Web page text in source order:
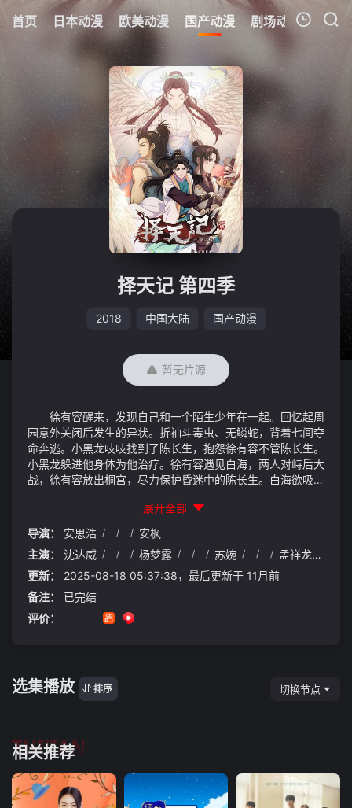
首页 日本动漫 欧美动漫 国产动漫 剧场动漫 追剧
我的观影记录
择天记 第四季
2018 中国大陆 国产动漫
暂无片源
徐有容醒来，发现自己和一个陌生少年在一起。回忆起周
园意外关闭后发生的异状。折袖斗毒虫、无鳞蛇，背着七间夺
命奔逃。小黑龙吱吱找到了陈长生，抱怨徐有容不管陈长生。
小黑龙躲进他身体为他治疗。徐有容遇见白海，两人对峙后大
战，徐有容放出桐宫，尽力保护昏迷中的陈长生。白海欲吸其
美好的第一印象。陈答应带着徐上路。南客阻截徐有容和陈长
生。
展开全部
导演：
安思浩 / / / 安枫
主演：
沈达威 / / / 杨梦露 / / / 苏婉 / / / 孟祥龙
更新：
2025-08-18 05:37:38，最后更新于 11月前
备注：
已完结
评价：
选集播放 排序 切换节点
相关推荐
TUIJIAN